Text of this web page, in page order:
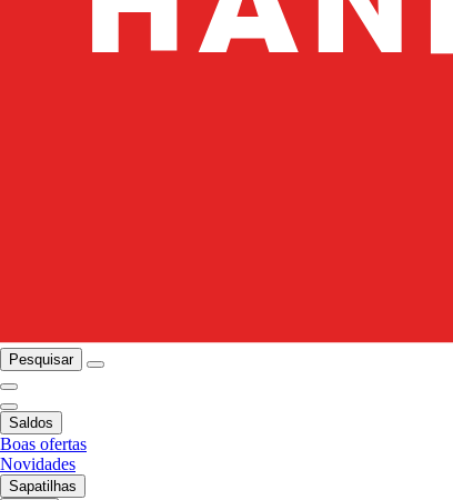
Pesquisar
Saldos
Boas ofertas
Novidades
Sapatilhas